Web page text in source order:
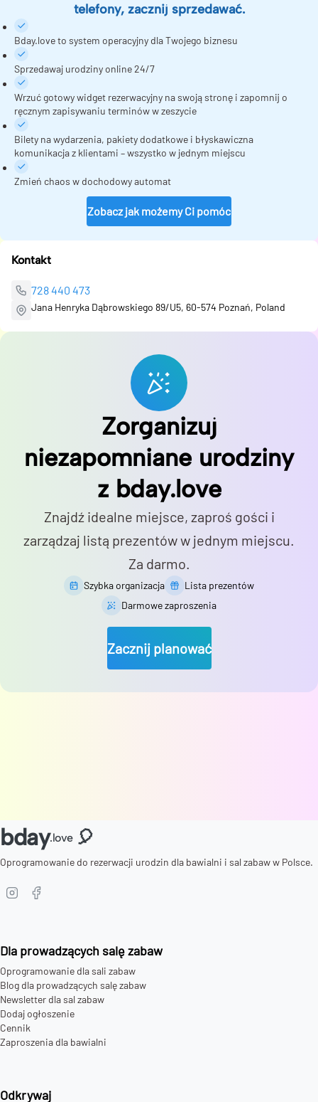
telefony, zacznij sprzedawać.
Bday.love to system operacyjny dla Twojego biznesu
Sprzedawaj urodziny online 24/7
Wrzuć gotowy widget rezerwacyjny na swoją stronę i zapomnij o
ręcznym zapisywaniu terminów w zeszycie
Bilety na wydarzenia, pakiety dodatkowe i błyskawiczna
komunikacja z klientami – wszystko w jednym miejscu
Zmień chaos w dochodowy automat
Zobacz jak możemy Ci pomóc
Kontakt
728 440 473
Jana Henryka Dąbrowskiego 89/U5, 60-574 Poznań, Poland
Zorganizuj
niezapomniane urodziny
z bday.love
Znajdź idealne miejsce, zaproś gości i
zarządzaj listą prezentów w jednym miejscu.
Za darmo.
Szybka organizacja
Lista prezentów
Darmowe zaproszenia
Zacznij planować
bday.love 🎈
Oprogramowanie do rezerwacji urodzin dla bawialni i sal zabaw w Polsce.
Dla prowadzących salę zabaw
Oprogramowanie dla sali zabaw
Blog dla prowadzących salę zabaw
Newsletter dla sal zabaw
Dodaj ogłoszenie
Cennik
Zaproszenia dla bawialni
Odkrywaj